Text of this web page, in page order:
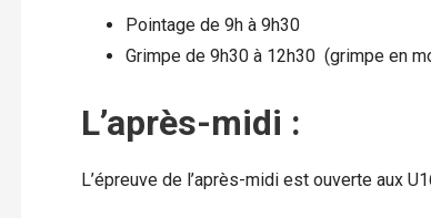
Pointage de 9h à 9h30
Grimpe de 9h30 à 12h30 (grimpe en
L’après-midi :
L’épreuve de l’après-midi est ouverte aux